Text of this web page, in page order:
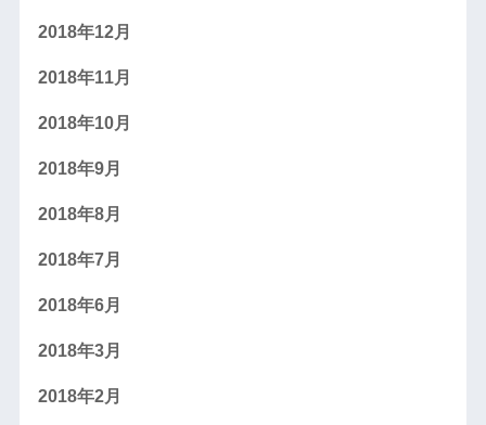
2018年12月
2018年11月
2018年10月
2018年9月
2018年8月
2018年7月
2018年6月
2018年3月
2018年2月